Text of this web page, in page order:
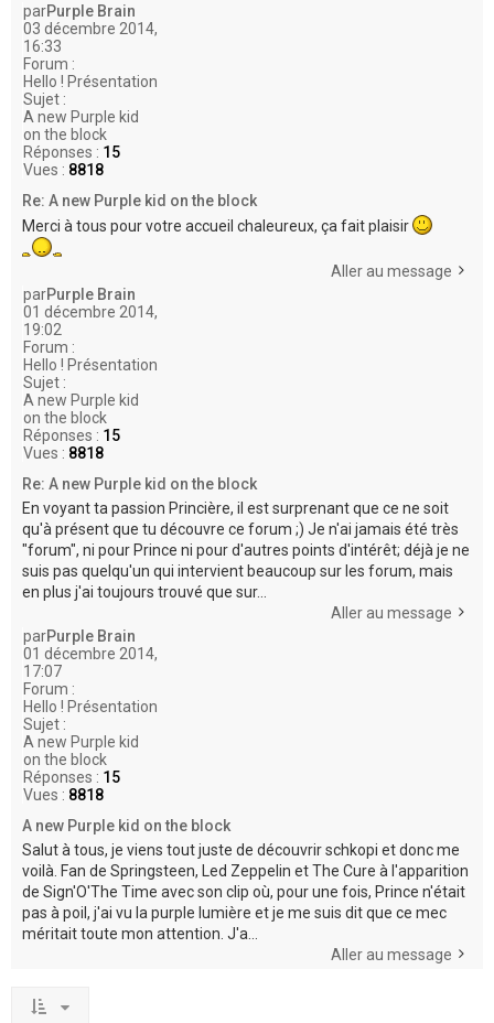
parPurple Brain
03 décembre 2014,
16:33
Forum :
Hello ! Présentation
Sujet :
A new Purple kid
on the block
Réponses : 15
Vues : 8818
Re: A new Purple kid on the block
Merci à tous pour votre accueil chaleureux, ça fait plaisir
Aller au message
parPurple Brain
01 décembre 2014,
19:02
Forum :
Hello ! Présentation
Sujet :
A new Purple kid
on the block
Réponses : 15
Vues : 8818
Re: A new Purple kid on the block
En voyant ta passion Princière, il est surprenant que ce ne soit
qu'à présent que tu découvre ce forum ;) Je n'ai jamais été très
"forum", ni pour Prince ni pour d'autres points d'intérêt; déjà je ne
suis pas quelqu'un qui intervient beaucoup sur les forum, mais
en plus j'ai toujours trouvé que sur...
Aller au message
parPurple Brain
01 décembre 2014,
17:07
Forum :
Hello ! Présentation
Sujet :
A new Purple kid
on the block
Réponses : 15
Vues : 8818
A new Purple kid on the block
Salut à tous, je viens tout juste de découvrir schkopi et donc me
voilà. Fan de Springsteen, Led Zeppelin et The Cure à l'apparition
de Sign'O'The Time avec son clip où, pour une fois, Prince n'était
pas à poil, j'ai vu la purple lumière et je me suis dit que ce mec
méritait toute mon attention. J'a...
Aller au message